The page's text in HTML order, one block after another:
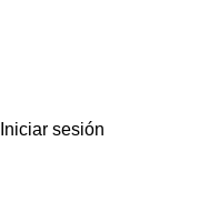
Iniciar sesión